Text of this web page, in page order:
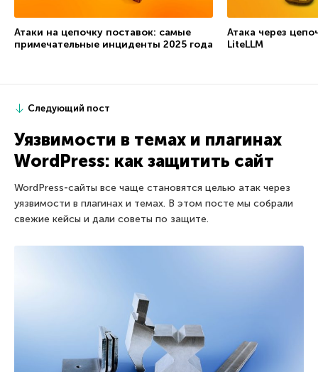
Атаки на цепочку поставок: самые
примечательные инциденты 2025 года
Атака через
LiteLLM
Следующий пост
Уязвимости в темах и плагинах
WordPress: как защитить сайт
WordPress‑сайты все чаще становятся целью атак через
уязвимости в плагинах и темах. В этом посте мы собрали
свежие кейсы и дали советы по защите.